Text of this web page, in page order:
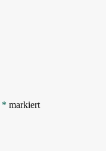
* markiert